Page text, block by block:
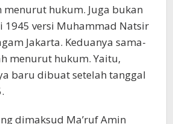
menurut hukum. Juga bukan
1945 versi Muhammad Natsir
Jakarta. Keduanya sama-
menurut hukum. Yaitu,
baru dibuat setelah tanggal
dimaksud Ma’ruf Amin